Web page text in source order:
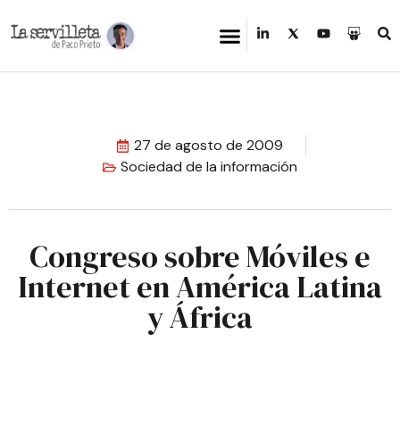
27 de agosto de 2009
Sociedad de la información
Congreso sobre Móviles e
Internet en América Latina
y África